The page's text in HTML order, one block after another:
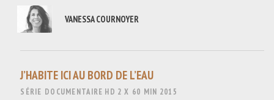
VANESSA COURNOYER
J’HABITE ICI AU BORD DE L’EAU
SÉRIE DOCUMENTAIRE HD 2 X 60 MIN 2015